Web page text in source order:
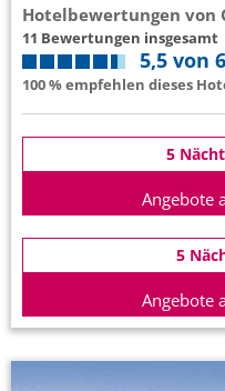
Hotelbewertungen von
11 Bewertungen insgesamt
5,5 von 6
100 % empfehlen dieses
5
Angebote
5
Angebote